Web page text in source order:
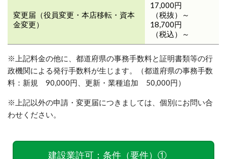
変更届（役員変更・本店移転・資本
金変更）
17,000円
（税抜）～
18,700円
（税込）～
※上記料金の他に、都道府県の事務手数料と証明書類等の行
政機関による発行手数料が生じます。（都道府県の事務手数
料：新規 90,000円、更新・業種追加 50,000円）
※上記以外の申請・変更届につきましては、個別にお問い合
わせください。
建設業許可：条件（要件）①